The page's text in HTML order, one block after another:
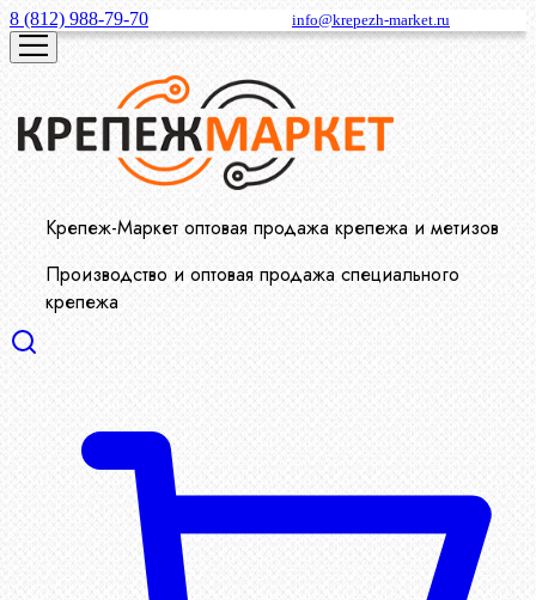
8 (812) 988-79-70 info@krepezh-market.ru
Крепеж-Маркет оптовая продажа крепежа и метизов
Производство и оптовая продажа специального
крепежа